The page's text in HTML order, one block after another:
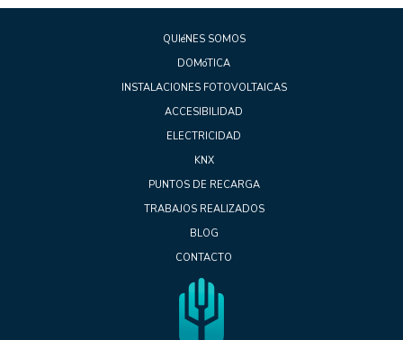
QUIéNES SOMOS
DOMóTICA
INSTALACIONES FOTOVOLTAICAS
ACCESIBILIDAD
ELECTRICIDAD
KNX
PUNTOS DE RECARGA
TRABAJOS REALIZADOS
BLOG
CONTACTO